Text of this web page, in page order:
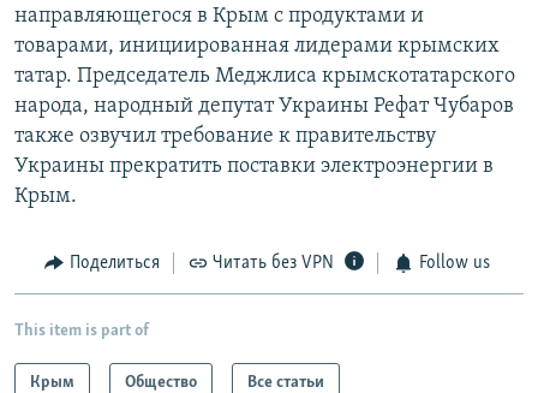
направляющегося в Крым с продуктами и
товарами, инициированная лидерами крымских
татар. Председатель Меджлиса крымскотатарского
народа, народный депутат Украины Рефат Чубаров
также озвучил требование к правительству
Украины прекратить поставки электроэнергии в
Крым.
Поделиться Читать без VPN Follow us
This item is part of
Крым Общество Все статьи